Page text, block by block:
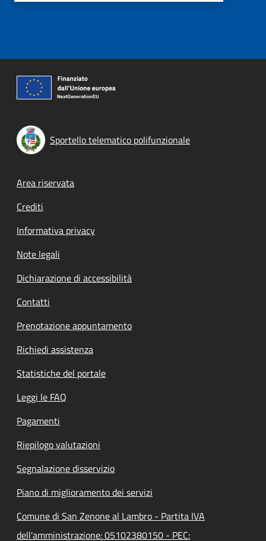
Sportello telematico polifunzionale
Footer menu
Area riservata
Crediti
Informativa privacy
Note legali
Dichiarazione di accessibilità
Contatti
Prenotazione appuntamento
Richiedi assistenza
Statistiche del portale
Leggi le FAQ
Pagamenti
Riepilogo valutazioni
Segnalazione disservizio
Piano di miglioramento dei servizi
Comune di San Zenone al Lambro - Partita IVA
dell'amministrazione: 05102380150 - PEC: